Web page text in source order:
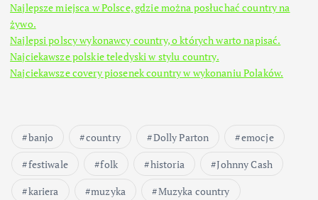
Najlepsze miejsca w Polsce, gdzie można posłuchać country na
żywo.
Najlepsi polscy wykonawcy country, o których warto napisać.
Najciekawsze polskie teledyski w stylu country.
Najciekawsze covery piosenek country w wykonaniu Polaków.
banjo country Dolly Parton
emocje
festiwale
folk historia
Johnny Cash
kariera
muzyka
Muzyka country